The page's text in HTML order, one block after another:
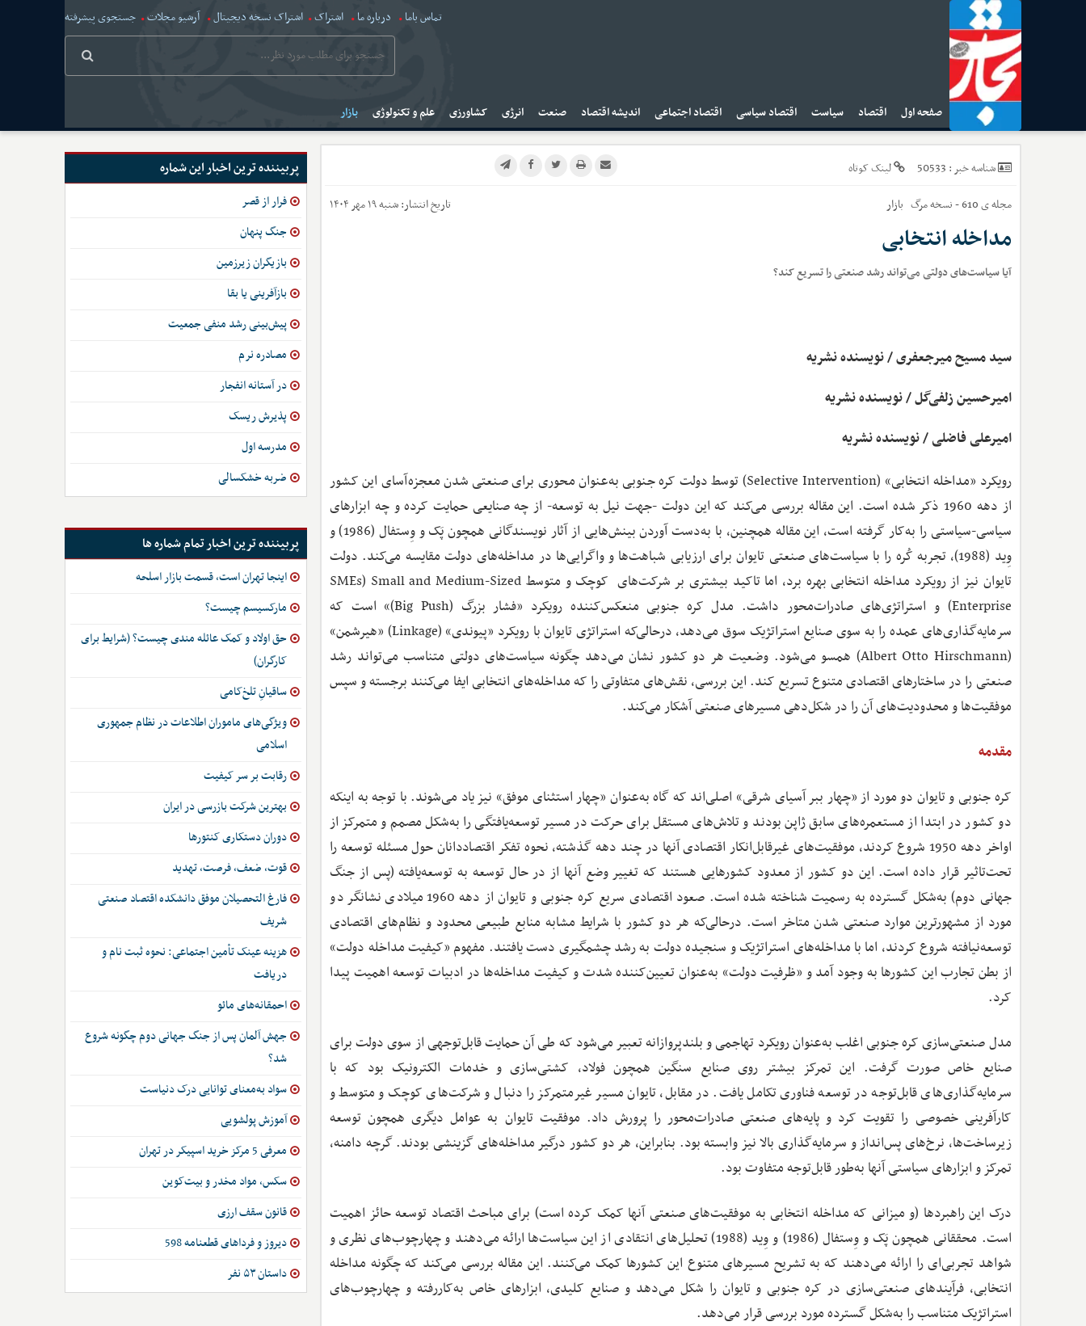
تماس باما درباره ما اشتراک اشتراک نسخه دیجیتال آرشیو مجلات جستجوی پیشرفته
صفحه اول اقتصاد سیاست اقتصاد سیاسی اقتصاد اجتماعی اندیشه اقتصاد صنعت انرژی کشاورزی علم و تکنولوژی بازار
شناسه خبر : 50533
لینک کوتاه
مجله ی 610 - نسخه مرگ
بازار تاریخ انتشار:شنبه ۱۹ مهر ۱۴۰۴
مداخله انتخابی
آیا سیاست‌های دولتی می‌تواند رشد صنعتی را تسریع کند؟
سید مسیح میرجعفری / نویسنده نشریه
امیرحسین زلفی‌گل / نویسنده نشریه
امیرعلی فاضلی / نویسنده نشریه
رویکرد «مداخله انتخابی» (Selective Intervention) توسط دولت کره جنوبی به‌عنوان محوری برای صنعتی شدن معجزه‌آسای این کشور
از دهه 1960 ذکر شده است. این مقاله بررسی می‌کند که این دولت -جهت نیل به توسعه- از چه صنایعی حمایت کرده و چه ابزارهای
سیاسی-سیاستی را به‌کار گرفته است، این مقاله همچنین، با به‌دست آوردن بینش‌هایی از آثار نویسندگانی همچون پَک و وِستفال (1986) و
وِید (1988)، تجربه کُره را با سیاست‌های صنعتی تایوان برای ارزیابی شباهت‌ها و واگرایی‌ها در مداخله‌های دولت مقایسه می‌کند. دولت
تایوان نیز از رویکرد مداخله انتخابی بهره برد، اما تاکید بیشتری بر شرکت‌های کوچک و متوسط SMEs) Small and Medium-Sized
Enterprise) و استراتژی‌های صادرات‌محور داشت. مدل کره جنوبی منعکس‌کننده رویکرد «فشار بزرگ (Big Push)» است که
سرمایه‌گذاری‌های عمده را به سوی صنایع استراتژیک سوق می‌دهد، درحالی‌که استراتژی تایوان با رویکرد «پیوندی» (Linkage) «هیرشمن»
(Albert Otto Hirschmann) همسو می‌شود. وضعیت هر دو کشور نشان می‌دهد چگونه سیاست‌های دولتی متناسب می‌تواند رشد
صنعتی را در ساختارهای اقتصادی متنوع تسریع کند. این بررسی، نقش‌های متفاوتی را که مداخله‌های انتخابی ایفا می‌کنند برجسته و سپس
موفقیت‌ها و محدودیت‌های آن را در شکل‌دهی مسیرهای صنعتی آشکار می‌کند.
مقدمه
کره جنوبی و تایوان دو مورد از «چهار ببر آسیای شرقی» اصلی‌اند که گاه به‌عنوان «چهار استثنای موفق» نیز یاد می‌شوند. با توجه به اینکه
دو کشور در ابتدا از مستعمره‌های سابق ژاپن بودند و تلاش‌های مستقل برای حرکت در مسیر توسعه‌یافتگی را به‌شکل مصمم و متمرکز از
اواخر دهه 1950 شروع کردند، موفقیت‌های غیرقابل‌انکار اقتصادی آنها در چند دهه گذشته، نحوه تفکر اقتصاددانان حول مسئله توسعه را
تحت‌تاثیر قرار داده است. این دو کشور از معدود کشورهایی هستند که تغییر وضع آنها از در حال ‌توسعه به توسعه‌یافته (پس از جنگ
جهانی دوم) به‌شکل گسترده به رسمیت شناخته شده است. صعود اقتصادی سریع کره جنوبی و تایوان از دهه 1960 میلادی نشانگر دو
مورد از مشهورترین موارد صنعتی شدن متاخر است. درحالی‌که هر دو کشور با شرایط مشابه منابع طبیعی محدود و نظام‌های اقتصادی
توسعه‌نیافته شروع کردند، اما با مداخله‌های استراتژیک و سنجیده دولت به رشد چشمگیری دست یافتند. مفهوم «کیفیت مداخله دولت»
از بطن تجارب این کشورها به وجود آمد و «ظرفیت دولت» به‌عنوان تعیین‌کننده شدت و کیفیت مداخله‌ها در ادبیات توسعه اهمیت پیدا
کرد.
مدل صنعتی‌سازی کره جنوبی اغلب به‌عنوان رویکرد تهاجمی و بلندپروازانه تعبیر می‌شود که طی آن حمایت قابل‌توجهی از سوی دولت برای
صنایع خاص صورت گرفت. این تمرکز بیشتر روی صنایع سنگین همچون فولاد، کشتی‌سازی و خدمات الکترونیک بود که با
سرمایه‌گذاری‌های قابل‌توجه در توسعه فناوری تکامل یافت. در مقابل، تایوان مسیر غیرمتمرکز را دنبال و شرکت‌های کوچک و متوسط و
کارآفرینی خصوصی را تقویت کرد و پایه‌های صنعتی صادرات‌محور را پرورش داد. موفقیت تایوان به عوامل دیگری همچون توسعه
زیرساخت‌ها، نرخ‌های پس‌انداز و سرمایه‌گذاری بالا نیز وابسته بود. بنابراین، هر دو کشور درگیر مداخله‌های گزینشی بودند. گرچه دامنه،
تمرکز و ابزارهای سیاستی آنها به‌طور قابل‌توجه متفاوت بود.
درک این راهبردها (و میزانی که مداخله انتخابی به موفقیت‌های صنعتی آنها کمک کرده است) برای مباحث اقتصاد توسعه حائز اهمیت
است. محققانی همچون پَک و وِستفال (1986) و وِید (1988) تحلیل‌های انتقادی از این سیاست‌ها ارائه می‌دهند و چهارچوب‌های نظری و
شواهد تجربی‌ای را ارائه می‌دهند که به تشریح مسیرهای متنوع این کشورها کمک می‌کنند. این مقاله بررسی می‌کند که چگونه مداخله
انتخابی، فرآیندهای صنعتی‌سازی در کره جنوبی و تایوان را شکل می‌دهد و صنایع کلیدی، ابزارهای خاص به‌کاررفته و چهارچوب‌های
استراتژیک متناسب را به‌شکل گسترده مورد بررسی قرار می‌دهد.
پربیننده ترین اخبار این شماره
فرار از قصر
جنگ پنهان
بازیگران زیرزمین
بازآفرینی یا بقا
پیش‌بینی رشد منفی جمعیت
مصادره نرم
در آستانه انفجار
پذیرش ریسک
مدرسه اول
ضربه خشکسالی
پربیننده ترین اخبار تمام شماره ها
اینجا تهران است، قسمت بازار اسلحه
مارکسیسم چیست؟
حق اولاد و کمک عائله مندی چیست؟ (شرایط برای
کارگران)
ساقیانِ تلخ‌کامی
ویژگی‌های ماموران اطلاعات در نظام جمهوری
اسلامی
رقابت بر سر کیفیت
بهترین شرکت بازرسی در ایران
دوران دستکاری کنتورها
قوت، ضعف، فرصت، تهدید
فارغ التحصیلان موفق دانشکده اقتصاد صنعتی
شریف
هزینه عینک تأمین اجتماعی: نحوه ثبت نام و
دریافت
احمقانه‌های مائو
جهش آلمان پس از جنگ جهانی دوم چگونه شروع
شد؟
سواد به‌معنای توانایی درک دنیاست
آموزش پولشویی
معرفی 5 مرکز خرید اسپیکر در تهران
سکس، مواد مخدر و بیت‌کوین
قانون سقف ارزی
دیروز و فرداهای قطعنامه 598
داستان ۵۳ نفر